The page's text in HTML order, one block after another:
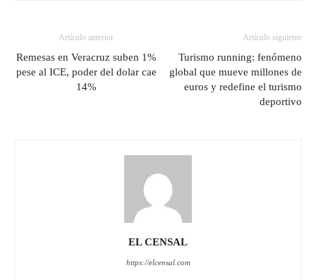
Artículo anterior
Remesas en Veracruz suben 1%
pese al ICE, poder del dolar cae
14%
Artículo siguiente
Turismo running: fenómeno
global que mueve millones de
euros y redefine el turismo
deportivo
EL CENSAL
https://elcensal.com